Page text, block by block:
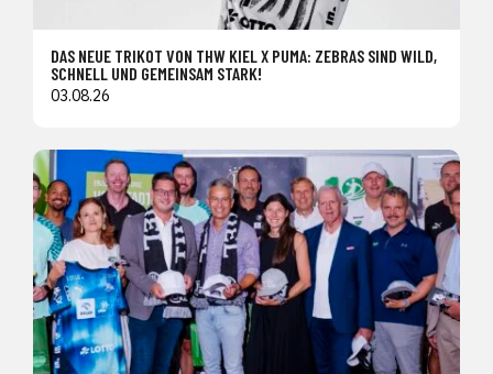
DAS NEUE TRIKOT VON THW KIEL X PUMA: ZEBRAS SIND WILD,
SCHNELL UND GEMEINSAM STARK!
03.08.26